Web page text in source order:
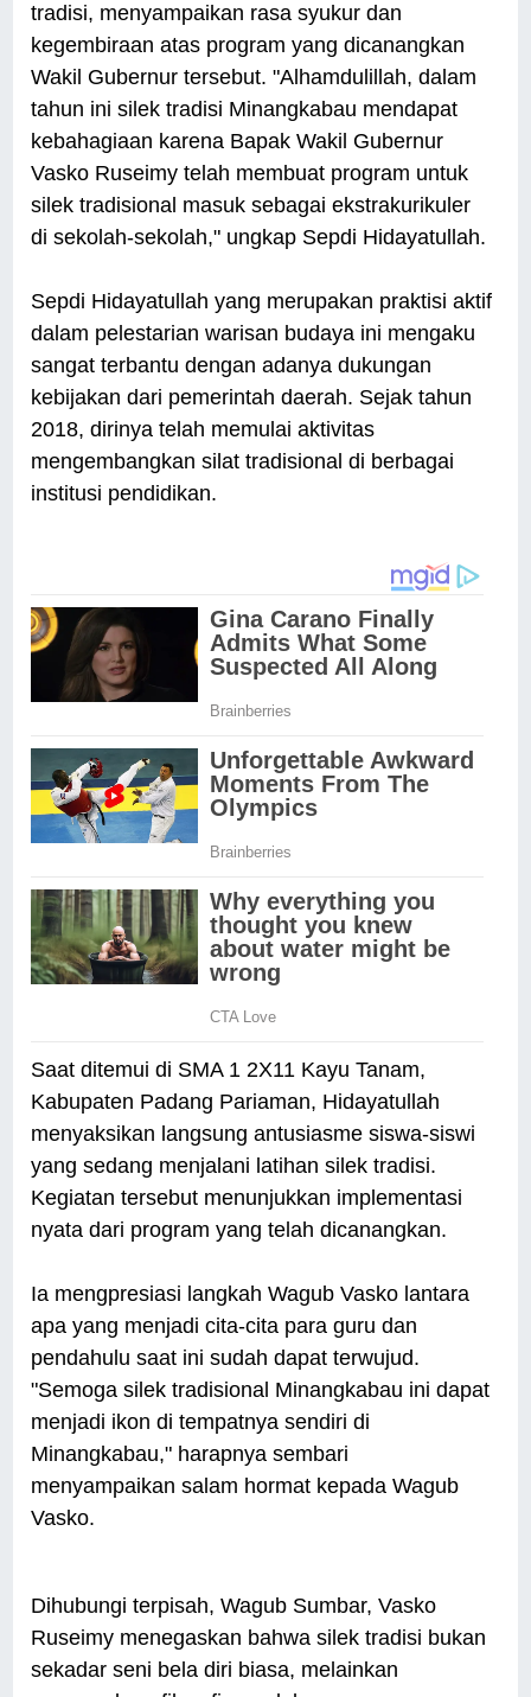
tradisi, menyampaikan rasa syukur dan
kegembiraan atas program yang dicanangkan
Wakil Gubernur tersebut. "Alhamdulillah, dalam
tahun ini silek tradisi Minangkabau mendapat
kebahagiaan karena Bapak Wakil Gubernur
Vasko Ruseimy telah membuat program untuk
silek tradisional masuk sebagai ekstrakurikuler
di sekolah-sekolah," ungkap Sepdi Hidayatullah.
Sepdi Hidayatullah yang merupakan praktisi aktif
dalam pelestarian warisan budaya ini mengaku
sangat terbantu dengan adanya dukungan
kebijakan dari pemerintah daerah. Sejak tahun
2018, dirinya telah memulai aktivitas
mengembangkan silat tradisional di berbagai
institusi pendidikan.
Saat ditemui di SMA 1 2X11 Kayu Tanam,
Kabupaten Padang Pariaman, Hidayatullah
menyaksikan langsung antusiasme siswa-siswi
yang sedang menjalani latihan silek tradisi.
Kegiatan tersebut menunjukkan implementasi
nyata dari program yang telah dicanangkan.
Ia mengpresiasi langkah Wagub Vasko lantara
apa yang menjadi cita-cita para guru dan
pendahulu saat ini sudah dapat terwujud.
"Semoga silek tradisional Minangkabau ini dapat
menjadi ikon di tempatnya sendiri di
Minangkabau," harapnya sembari
menyampaikan salam hormat kepada Wagub
Vasko.
Dihubungi terpisah, Wagub Sumbar, Vasko
Ruseimy menegaskan bahwa silek tradisi bukan
sekadar seni bela diri biasa, melainkan